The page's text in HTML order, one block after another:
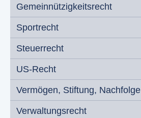
Gemeinnützigkeitsrecht
Sportrecht
Steuerrecht
US-Recht
Vermögen, Stiftung, Nachfolge
Verwaltungsrecht